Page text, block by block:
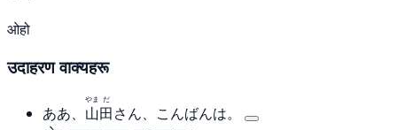
ओहो
उदाहरण वाक्यहरू
ああ、 山
やま
田
だ
さん、こんばんは。